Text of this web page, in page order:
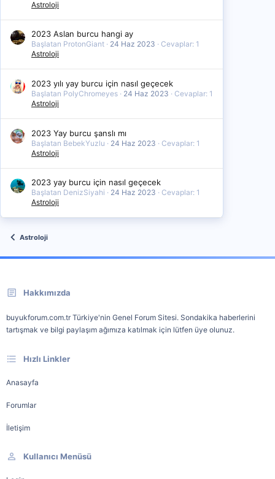
Astroloji
2023 Aslan burcu hangi ay
Başlatan ProtonGiant 24 Haz 2023
Cevaplar: 1
Astroloji
2023 yılı yay burcu için nasıl geçecek
Başlatan PolyChromeyes 24 Haz 2023
Cevaplar: 1
Astroloji
2023 Yay burcu şanslı mı
Başlatan BebekYuzlu 24 Haz 2023
Cevaplar: 1
Astroloji
2023 yay burcu için nasıl geçecek
Başlatan DenizSiyahi 24 Haz 2023
Cevaplar: 1
Astroloji
Astroloji
Hakkımızda
buyukforum.com.tr Türkiye'nin Genel Forum Sitesi. Sondakika haberlerini
tartışmak ve bilgi paylaşım ağımıza katılmak için lütfen üye olunuz.
Hızlı Linkler
Anasayfa
Forumlar
İletişim
Kullanıcı Menüsü